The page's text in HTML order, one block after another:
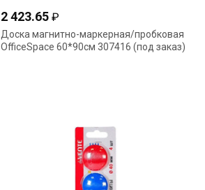
2 423.65 ₽
Доска магнитно-маркерная/пробковая
OfficeSpace 60*90см 307416 (под заказ)